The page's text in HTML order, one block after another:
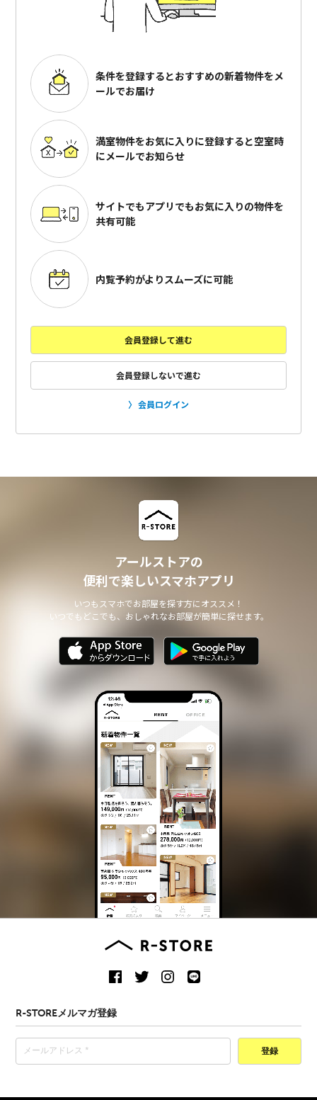
条件を登録するとおすすめの新着物件をメ
ールでお届け
満室物件をお気に入りに登録すると空室時
にメールでお知らせ
サイトでもアプリでもお気に入りの物件を
共有可能
内覧予約がよりスムーズに可能
会員登録して進む
会員登録しないで進む
会員ログイン
アールストアの
便利で楽しいスマホアプリ
いつもスマホでお部屋を探す方にオススメ！
いつでもどこでも、おしゃれなお部屋が簡単に探せます。
R-STOREメルマガ登録
登録